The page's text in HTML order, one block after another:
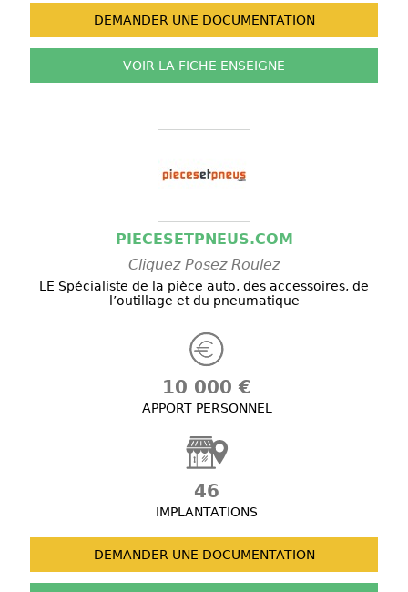
DEMANDER UNE DOCUMENTATION
VOIR LA FICHE ENSEIGNE
PIECESETPNEUS.COM
Cliquez Posez Roulez
LE Spécialiste de la pièce auto, des accessoires, de
l’outillage et du pneumatique
10 000 €
APPORT PERSONNEL
46
IMPLANTATIONS
DEMANDER UNE DOCUMENTATION